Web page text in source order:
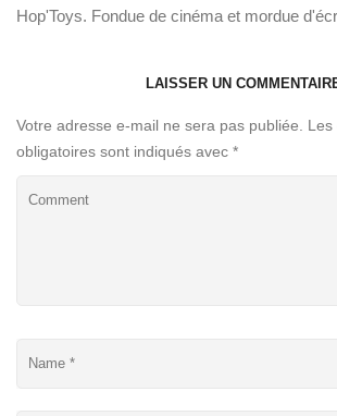
Hop'Toys. Fondue de cinéma et mordue
LAISSER UN
Votre adresse e-mail ne sera pas publiée.
Les
obligatoires sont indiqués avec *